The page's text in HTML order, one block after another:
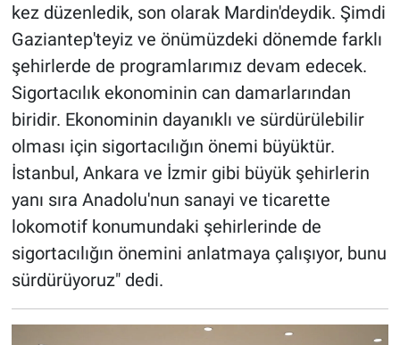
kez düzenledik, son olarak Mardin'deydik. Şimdi
Gaziantep'teyiz ve önümüzdeki dönemde farklı
şehirlerde de programlarımız devam edecek.
Sigortacılık ekonominin can damarlarından
biridir. Ekonominin dayanıklı ve sürdürülebilir
olması için sigortacılığın önemi büyüktür.
İstanbul, Ankara ve İzmir gibi büyük şehirlerin
yanı sıra Anadolu'nun sanayi ve ticarette
lokomotif konumundaki şehirlerinde de
sigortacılığın önemini anlatmaya çalışıyor, bunu
sürdürüyoruz" dedi.